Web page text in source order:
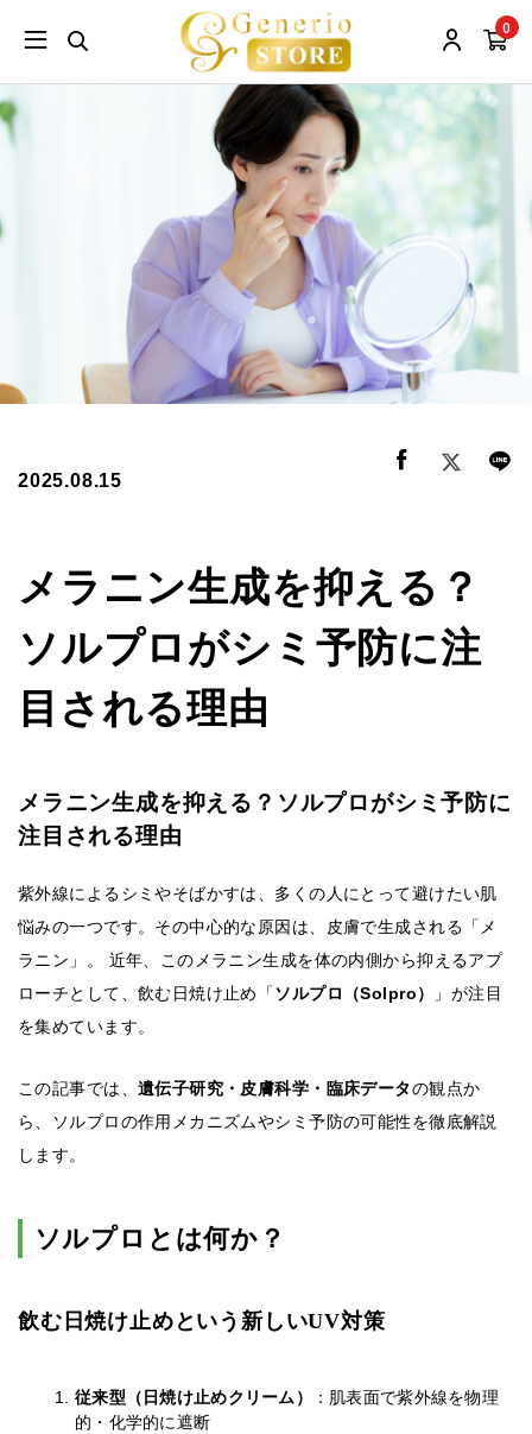
0
2025.08.15
メラニン生成を抑える？
ソルプロがシミ予防に注
目される理由
メラニン生成を抑える？ソルプロがシミ予防に
注目される理由
紫外線によるシミやそばかすは、多くの人にとって避けたい肌
悩みの一つです。その中心的な原因は、皮膚で生成される「メ
ラニン」。 近年、このメラニン生成を体の内側から抑えるアプ
ローチとして、飲む日焼け止め「ソルプロ（Solpro）
」が注目
を集めています。
この記事では、 遺伝子研究・皮膚科学・臨床データの観点か
ら、ソルプロの作用メカニズムやシミ予防の可能性を徹底解説
します。
ソルプロとは何か？
飲む日焼け止めという新しいUV対策
従来型（日焼け止めクリーム）
：肌表面で紫外線を物理
的・化学的に遮断